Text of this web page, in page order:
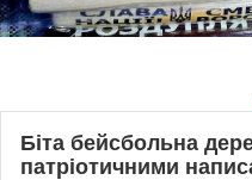
Біта бейсбольна
патріотичними